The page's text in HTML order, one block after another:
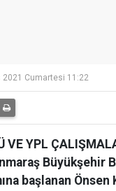
2021 Cumartesi 11:22
VE YPL
Büyükşehir
başlanan